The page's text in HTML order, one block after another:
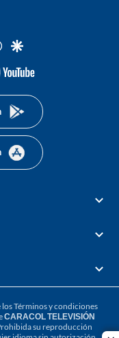
whatsapp
google
youtube-
losTérminos y condiciones
CARACOL TELEVISIÓN
su reproducción